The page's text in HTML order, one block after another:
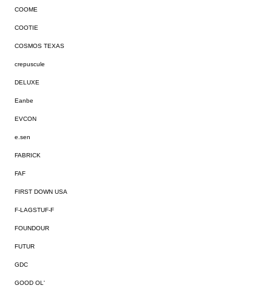
COOME
COOTIE
COSMOS TEXAS
crepuscule
DELUXE
Eanbe
EVCON
e.sen
FABRICK
FAF
FIRST DOWN USA
F-LAGSTUF-F
FOUNDOUR
FUTUR
GDC
GOOD OL'